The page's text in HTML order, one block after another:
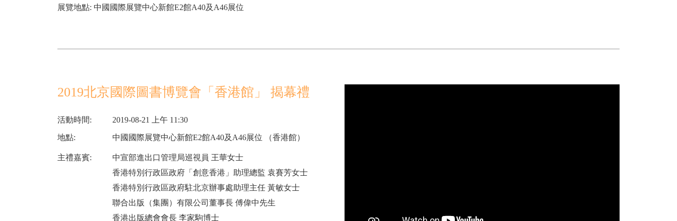
展覽地點: 中國國際展覽中心新館E2館A40及A46展位
2019北京國際圖書博覽會「香港館」 揭幕禮
活動時間: 2019-08-21 上午 11:30
地點: 中國國際展覽中心新館E2館A40及A46展位 （香港館）
主禮嘉賓:
中宣部進出口管理局巡視員 王華女士
香港特別行政區政府「創意香港」助理總監 袁賽芳女士
香港特別行政區政府駐北京辦事處助理主任 黃敏女士
聯合出版（集團）有限公司董事長 傅偉中先生
香港出版總會會長 李家駒博士